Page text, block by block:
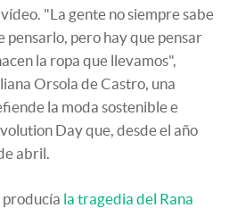
"La gente no siempre sabe
pensarlo, pero hay que pensar
la ropa que llevamos",
Orsola de Castro, una
la moda sostenible e
Day que, desde el año
abril.
producía la tragedia del Rana